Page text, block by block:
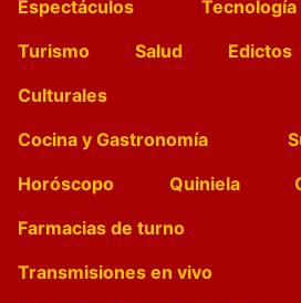
Espectáculos
Tecnología
Turismo
Salud Edictos
Culturales
Cocina y Gastronomía
Horóscopo
Quiniela
Farmacias de turno
Transmisiones en vivo